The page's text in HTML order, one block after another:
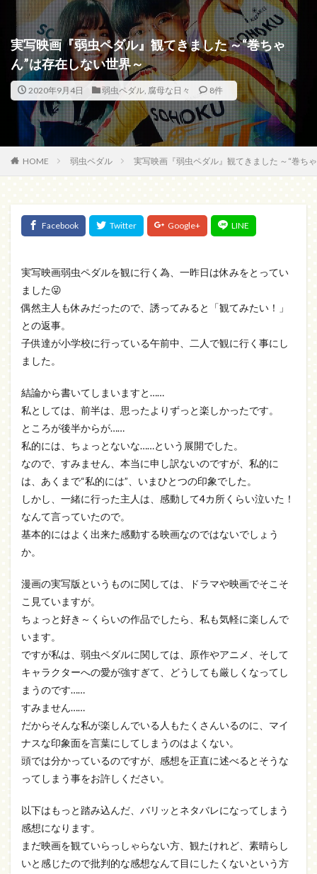
実写映画『弱虫ペダル』観てきました ～“巻ちゃ
ん”は存在しない世界～
2020年9月4日 弱虫ペダル, 腐母な日々 8件
HOME 弱虫ペダル 実写映画『弱虫ペダル』観てきました ～“巻ち
実写映画弱虫ペダルを観に行く為、一昨日は休みをとってい
ました😜
偶然主人も休みだったので、誘ってみると「観てみたい！」
との返事。
子供達が小学校に行っている午前中、二人で観に行く事にし
ました。
結論から書いてしまいますと……
私としては、前半は、思ったよりずっと楽しかったです。
ところが後半からが……
私的には、ちょっとないな……という展開でした。
なので、すみません、本当に申し訳ないのですが、私的に
は、あくまで“私的には”、いまひとつの印象でした。
しかし、一緒に行った主人は、感動して4カ所くらい泣いた！
なんて言っていたので。
基本的にはよく出来た感動する映画なのではないでしょう
か。
漫画の実写版というものに関しては、ドラマや映画でそこそ
こ見ていますが。
ちょっと好き～くらいの作品でしたら、私も気軽に楽しんで
います。
ですが私は、弱虫ペダルに関しては、原作やアニメ、そして
キャラクターへの愛が強すぎて、どうしても厳しくなってし
まうのです……
すみません……
だからそんな私が楽しんでいる人もたくさんいるのに、マイ
ナスな印象面を言葉にしてしまうのはよくない。
頭では分かっているのですが、感想を正直に述べるとそうな
ってしまう事をお許しください。
以下はもっと踏み込んだ、バリッとネタバレになってしまう
感想になります。
まだ映画を観ていらっしゃらない方、観たけれど、素晴らし
いと感じたので批判的な感想なんて目にしたくないという方